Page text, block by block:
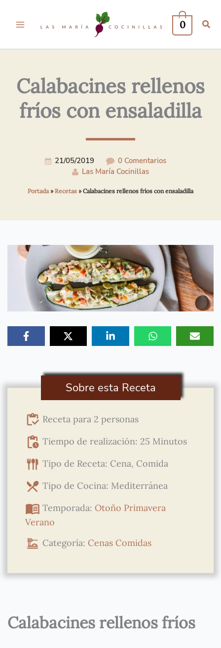
0
Calabacines rellenos
fríos con ensaladilla
21/05/2019
0 Comentarios
Las María Cocinillas
Portada»Recetas »Calabacines rellenos fríos con ensaladilla
Sobre esta Receta
Receta para 2 personas
Tiempo de realización: 25 Minutos
Tipo de Receta: Cena, Comida
Tipo de Cocina: Mediterránea
Temporada: Otoño Primavera
Verano
Categoría: Cenas Comidas
Calabacines rellenos fríos
Electrónico*